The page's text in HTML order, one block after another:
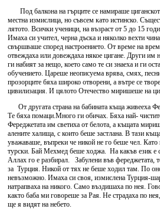
Под балкона на гърците се намираше
местна измислица, но съвсем като истинско.
лятото. Всички ученици, на възраст от 5 до 15
Имаха си учител, черна дъска и няколко вехти
свършваше според настроението. От време на
отвеждаха или довеждаха някое цигане. Други им
ги набият за нещо, което само те си знаеха и ги
обучението. Цареше неописуема врява, смях,
прозорците бяха широко отворени, а вътре се
цивилизация. И цялото Отечество миришеше на
От другата страна на бабината къща живееха
Те бяха помаци.Много ги обичах. Бяха най-
Фереджетата им светиха от белота, а къщата
алените халища, с които беше застлана. В тази
уважаваше, въпреки че никой не го беше чел. Като
турски. Бай Мехмед беше ходжа. На какъв език е
Аллах го е разбирал. Забулени във фереджетата,
за Турция. Никой от тях не беше ходил там. По
невъзможно. Имаха си своя, измислена Турция-
натрапваха на никого. Само въздишаха по нея.
както баба ми говореше за Рая. Не страдаха по
ще я видят на небето.